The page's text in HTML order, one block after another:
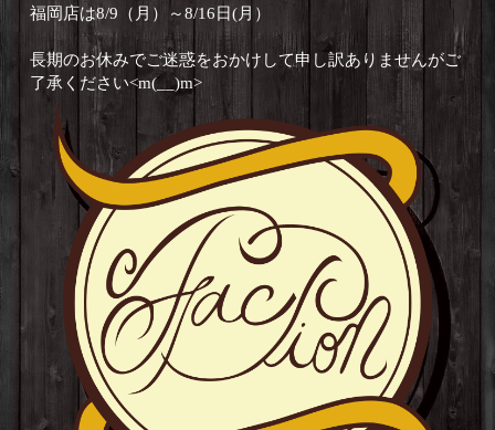
福岡店は8/9（月）～8/16日(月）
長期のお休みでご迷惑をおかけして申し訳ありませんがご
了承ください<m(__)m>